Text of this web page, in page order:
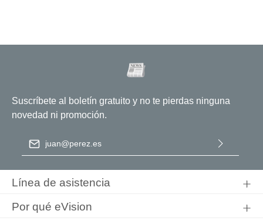
Suscríbete al boletín gratuito y no te pierdas ninguna
novedad ni promoción.
Dirección de correo electrónico
términos y condiciones generales
Línea de asistencia
Por qué eVision